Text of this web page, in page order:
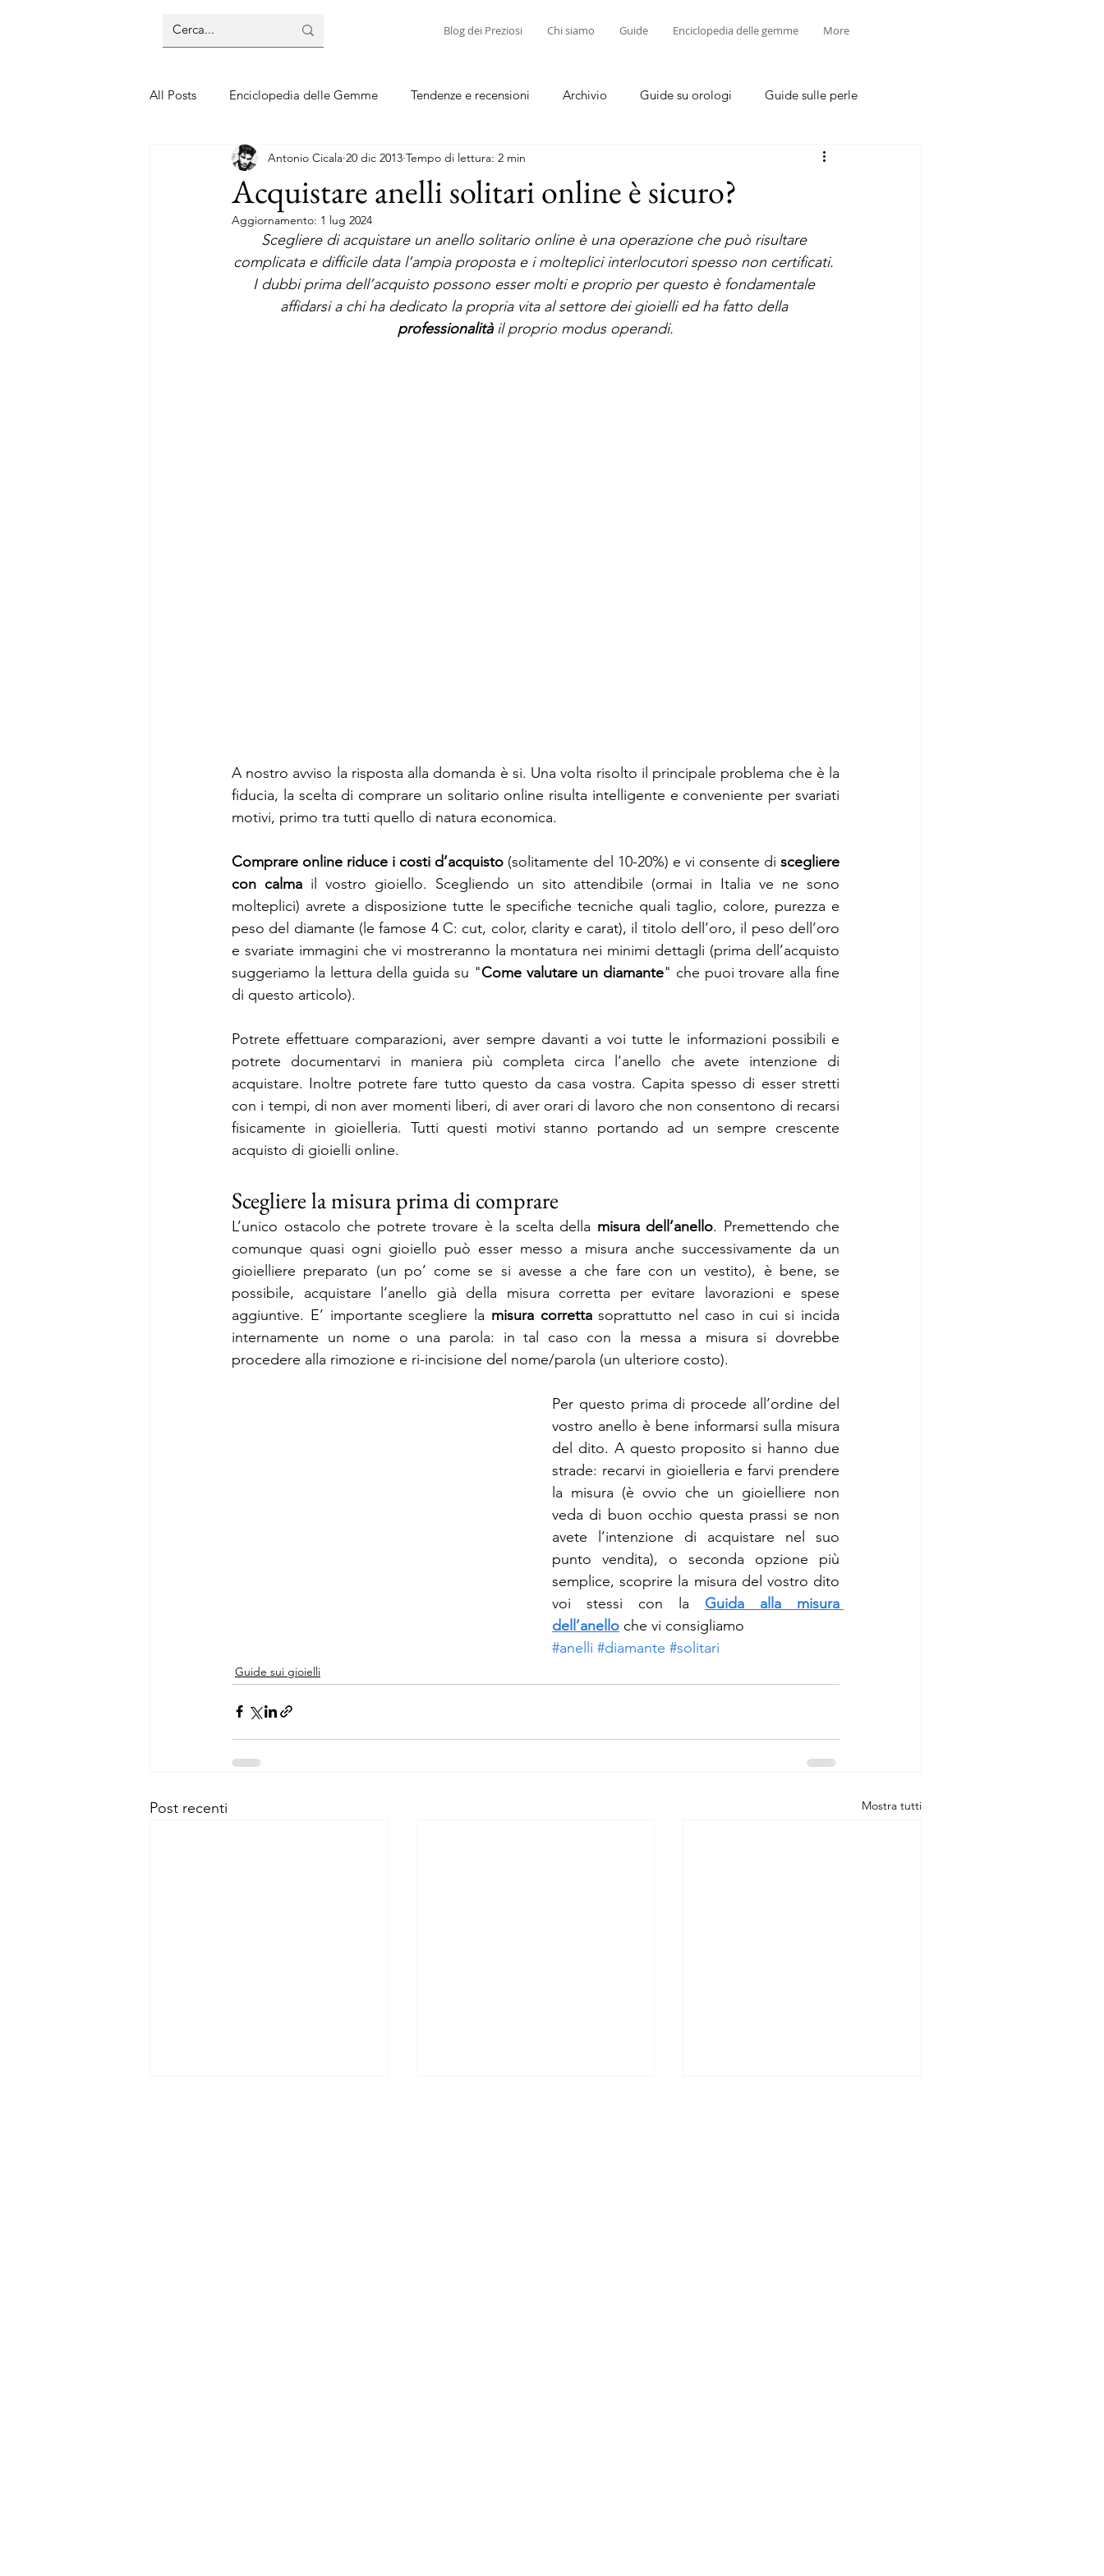
Blog dei Preziosi Chi siamo Guide Enciclopedia delle gemme More
All Posts Enciclopedia delle Gemme Tendenze e recensioni Archivio Guide su orologi Guide sulle perle
Guide sui gioielli Guide sui diamanti Guide su corallo e cammei
Acquistare anelli solitari online è sicuro?
Antonio Cicala 20 dic 2013 Tempo di lettura: 2 min
Aggiornamento: 1 lug 2024
Scegliere di acquistare un anello solitario online è una operazione che può risultare
complicata e difficile data l’ampia proposta e i molteplici interlocutori spesso non certificati.
I dubbi prima dell’acquisto possono esser molti e proprio per questo è fondamentale
affidarsi a chi ha dedicato la propria vita al settore dei gioielli ed ha fatto della
professionalità il proprio modus operandi.
A nostro avviso la risposta alla domanda è si. Una volta risolto il principale problema che è la
fiducia, la scelta di comprare un solitario online risulta intelligente e conveniente per svariati
motivi, primo tra tutti quello di natura economica.
Comprare online riduce i costi d’acquisto (solitamente del 10-20%) e vi consente di scegliere
con calma il vostro gioiello. Scegliendo un sito attendibile (ormai in Italia ve ne sono
molteplici) avrete a disposizione tutte le specifiche tecniche quali taglio, colore, purezza e
peso del diamante (le famose 4 C: cut, color, clarity e carat), il titolo dell’oro, il peso dell’oro
e svariate immagini che vi mostreranno la montatura nei minimi dettagli (prima dell’acquisto
suggeriamo la lettura della guida su "Come valutare un diamante" che puoi trovare alla fine
di questo articolo).
Potrete effettuare comparazioni, aver sempre davanti a voi tutte le informazioni possibili e
potrete documentarvi in maniera più completa circa l’anello che avete intenzione di
acquistare. Inoltre potrete fare tutto questo da casa vostra. Capita spesso di esser stretti
con i tempi, di non aver momenti liberi, di aver orari di lavoro che non consentono di recarsi
fisicamente in gioielleria. Tutti questi motivi stanno portando ad un sempre crescente
acquisto di gioielli online.
Scegliere la misura prima di comprare
L’unico ostacolo che potrete trovare è la scelta della misura dell’anello. Premettendo che
comunque quasi ogni gioiello può esser messo a misura anche successivamente da un
gioielliere preparato (un po’ come se si avesse a che fare con un vestito), è bene, se
possibile, acquistare l’anello già della misura corretta per evitare lavorazioni e spese
aggiuntive. E’ importante scegliere la misura corretta soprattutto nel caso in cui si incida
internamente un nome o una parola: in tal caso con la messa a misura si dovrebbe
procedere alla rimozione e ri-incisione del nome/parola (un ulteriore costo).
Per questo prima di procede all’ordine del
vostro anello è bene informarsi sulla misura
del dito. A questo proposito si hanno due
strade: recarvi in gioielleria e farvi prendere
la misura (è ovvio che un gioielliere non
veda di buon occhio questa prassi se non
avete l’intenzione di acquistare nel suo
punto vendita), o seconda opzione più
semplice, scoprire la misura del vostro dito
voi stessi con la Guida alla misura
dell’anello che vi consigliamo
#anelli #diamante #solitari
Guide sui gioielli
Post recenti Mostra tutti